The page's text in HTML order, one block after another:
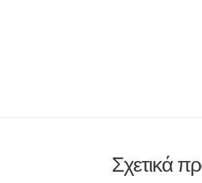
Σχετικά